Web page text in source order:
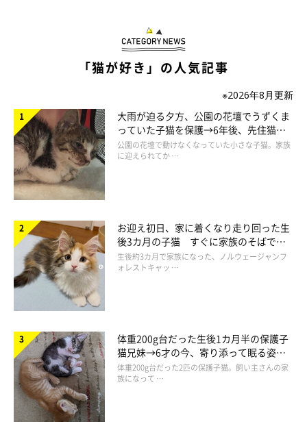
コンドリア水戸さんによると、なだちゃんの「ぬいぐるみを運
ぶ」という行動は日常的に行われているのだそう。
そのため、録画でなだちゃんの行動を確認したときは、「今日も
たくさん運んで頑張ったね〜」と思ったのだとか。
「昨日の晩から明け方にかけてなだちゃんがせっせとぬいぐるみ達をアルミ
プレートとかフローリングとかひんやりした場所に運んで回ってたのでどう
したのかな？と思ってたら、今日めちゃくちゃ蒸し暑くなったのでまたして
も猫ちゃんは賢くて優しくて可愛すぎる究極生命体であることが証明されて
しまった」
「猫が好き」の人気記事
※2026年8月更新
大雨が迫る夕方、公園の花壇でうずくま
っていた子猫を保護→6年後、先住猫
と“姉妹”のような関係に
公園の花壇で動けなくなっていた小さな子猫。家族
に迎えられてか …
お迎え初日、家に着くなり走り回った生
後3カ月の子猫 すぐに家族のそばで落
ち着く姿に「迎えてよかった」
生後約3カ月で家族になった、ノルウェージャンフ
ォレストキャッ …
体重200g台だった生後1カ月半の保護子
猫兄妹→6才の今、寄り添って眠る姿に
ほっこり！
体重200g台だった2匹の保護子猫。飼い主さんの家
族になって …